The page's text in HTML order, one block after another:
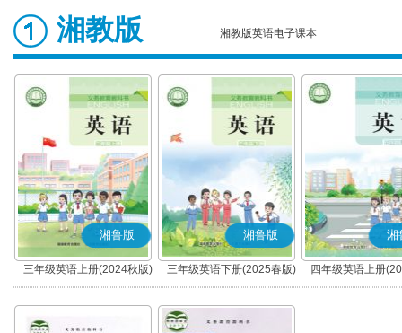
湘教版 湘教版英语电子课本
湘鲁版
三年级英语上册(2024秋版)
(湘鲁版)
湘鲁版
三年级英语下册(2025春版)
(湘鲁版)
湘
四年级英语上册
(湘鲁版)